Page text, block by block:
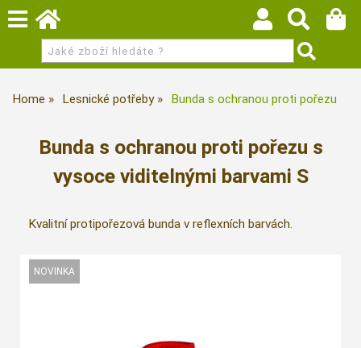
Home Lesnické potřeby Bunda s ochranou proti pořezu
Bunda s ochranou proti pořezu s
vysoce viditelnými barvami S
Kvalitní protipořezová bunda v reflexních barvách.